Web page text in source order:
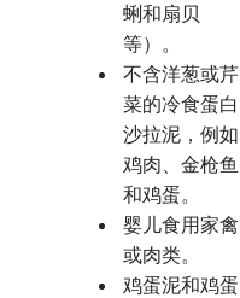
蜊和扇贝
等）。
不含洋葱或芹
菜的冷食蛋白
沙拉泥，例如
鸡肉、金枪鱼
和鸡蛋。
婴儿食用家禽
或肉类。
鸡蛋泥和鸡蛋